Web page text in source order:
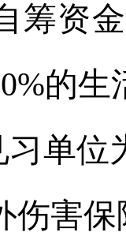
筹资
的生
位为
伤害